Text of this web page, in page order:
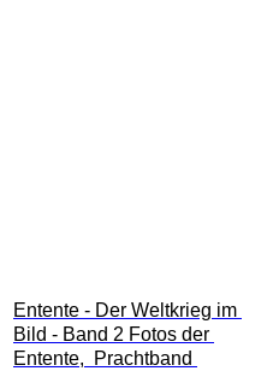
Entente - Der Weltkrieg im
Bild - Band 2 Fotos der
Entente,  Prachtband